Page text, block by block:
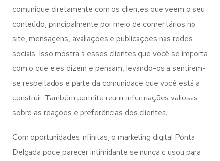
comunique diretamente com os clientes que veem o seu
conteúdo, principalmente por meio de comentários no
site, mensagens, avaliações e publicações nas redes
sociais. Isso mostra a esses clientes que você se importa
com o que eles dizem e pensam, levando-os a sentirem-
se respeitados e parte da comunidade que você está a
construir. Também permite reunir informações valiosas
sobre as reações e preferências dos clientes.
Com oportunidades infinitas, o marketing digital Ponta
Delgada pode parecer intimidante se nunca o usou para